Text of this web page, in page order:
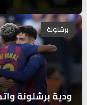
برشلونة
ودية برشلونة